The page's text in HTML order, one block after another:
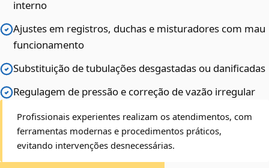
interno
Ajustes em registros, duchas e misturadores com mau
funcionamento
Substituição de tubulações desgastadas ou danificadas
Regulagem de pressão e correção de vazão irregular
Profissionais experientes realizam os atendimentos, com
ferramentas modernas e procedimentos práticos,
evitando intervenções desnecessárias.